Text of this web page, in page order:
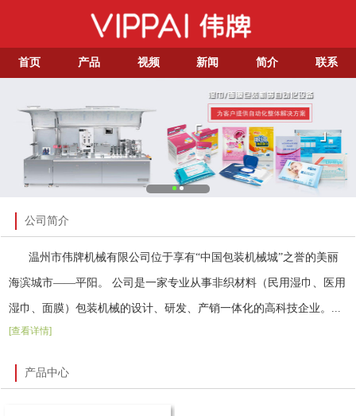
首页 产品 视频 新闻 简介 联系
公司简介
温州市伟牌机械有限公司位于享有“中国包装机械城”之誉的美丽
海滨城市——平阳。 公司是一家专业从事非织材料（民用湿巾、医用
湿巾、面膜）包装机械的设计、研发、产销一体化的高科技企业。...
[查看详情]
产品中心